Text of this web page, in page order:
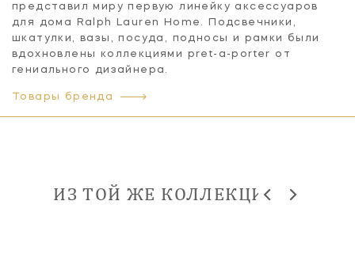
представил миру первую линейку аксессуаров
для дома Ralph Lauren Home. Подсвечники,
шкатулки, вазы, посуда, подносы и рамки были
вдохновлены коллекциями pret-a-porter от
гениального дизайнера.
Товары бренда
ИЗ ТОЙ ЖЕ КОЛЛЕКЦИИ